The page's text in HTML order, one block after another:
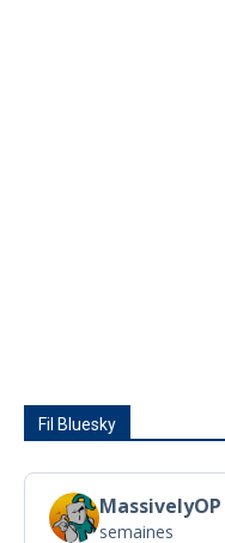
Fil Bluesky
View
MassivelyOP
semaines